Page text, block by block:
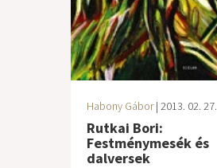
Habony Gábor| 2013. 02. 27.
Rutkai Bori:
Festménymesék és
dalversek